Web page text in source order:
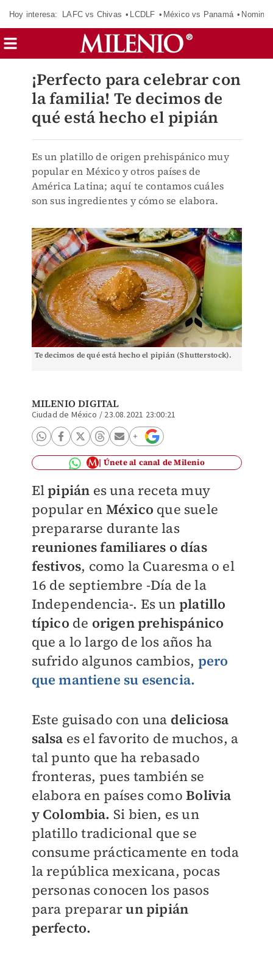
Hoy interesa: LAFC vs Chivas LCDLF México vs Panamá
¡Perfecto para celebrar con
la familia! Te decimos de
qué está hecho el pipián
Es un platillo de origen prehispánico muy
popular en México y otros países de
América Latina; aquí te contamos cuáles
son sus ingredientes y cómo se elabora.
Te decimos de qué está hecho el pipián (Shutterstock).
MILENIO DIGITAL
Ciudad de México / 23.08.2021 23:00:21
Únete al canal de Milenio
Elpipián es una receta muy
popular en México que suele
prepararse durante las
reuniones familiares o días
festivos, como la Cuaresma o el
16 de septiembre -Día de la
Independencia-. Es un platillo
típico de origen prehispánico
que a lo largo de los años ha
sufrido algunos cambios, pero
que mantiene su esencia.
Este guisado con una deliciosa
salsa es el favorito de muchos, a
tal punto que ha rebasado
fronteras, pues también se
elabora en países como Bolivia
y Colombia. Si bien, es un
platillo tradicional que se
consume prácticamente en toda
la república mexicana, pocas
personas conocen los pasos
para prepararun pipián
perfecto.